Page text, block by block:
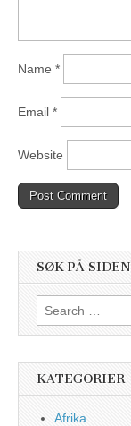
Name *
Email *
Website
SØK PÅ SIDEN
Search
for:
KATEGORIER
Afrika